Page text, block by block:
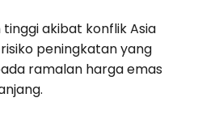
akibat konflik Asia
peningkatan yang
ramalan harga emas